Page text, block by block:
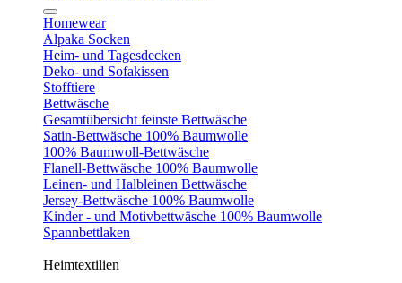
Homewear
Alpaka Socken
Heim- und Tagesdecken
Deko- und Sofakissen
Stofftiere
Bettwäsche
Gesamtübersicht feinste Bettwäsche
Satin-Bettwäsche 100% Baumwolle
100% Baumwoll-Bettwäsche
Flanell-Bettwäsche 100% Baumwolle
Leinen- und Halbleinen Bettwäsche
Jersey-Bettwäsche 100% Baumwolle
Kinder - und Motivbettwäsche 100% Baumwolle
Spannbettlaken
Heimtextilien